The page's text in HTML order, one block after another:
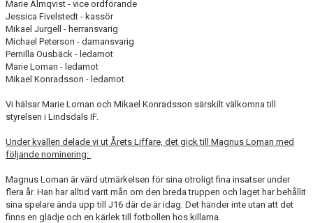
ICA & YOUR SOURCE
Marie Almqvist - vice ordförande
Jessica Fivelstedt - kassör
Mikael Jurgell - herransvarig
Michael Peterson - damansvarig
Pernilla Ousbäck - ledamot
Marie Loman - ledamot
Mikael Konradsson - ledamot
Vi hälsar Marie Loman och Mikael Konradsson särskilt välkomna till
styrelsen i Lindsdals IF.
Under kvällen delade vi ut Årets Liffare, det gick till Magnus Loman med
följande nominering:
Magnus Loman är värd utmärkelsen för sina otroligt fina insatser under
flera år. Han har alltid varit mån om den breda truppen och laget har behållit
sina spelare ända upp till J16 där de är idag. Det händer inte utan att det
finns en glädje och en kärlek till fotbollen hos killarna.